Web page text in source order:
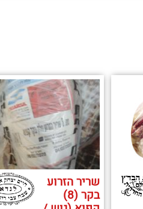
שריר הזרוע
בקר (8)